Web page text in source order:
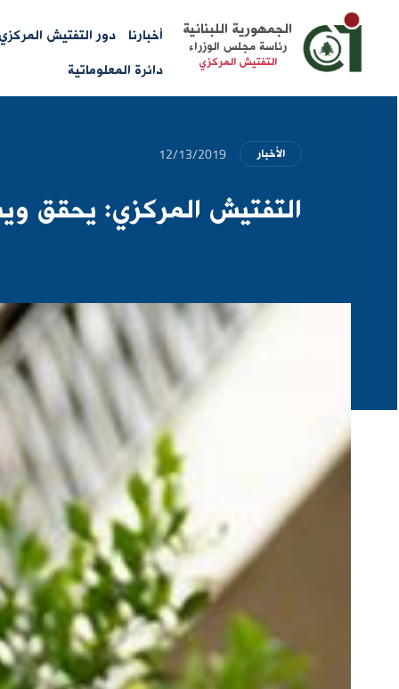
الجمهورية اللبنانية
رئاسة مجلس الوزراء
التفتيش المركزي
Main
أخبارنا دور التفتيش
دائرة المعلوماتية
الأخبار 12/13/2019
التفتيش المركزي: يحقق